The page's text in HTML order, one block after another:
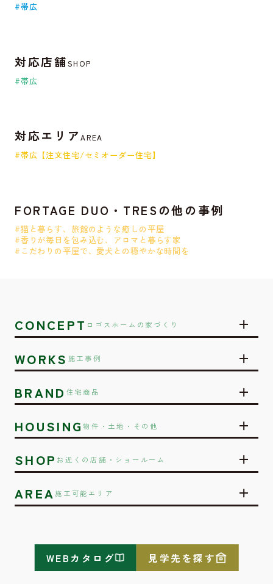
#帯広
対応店舗SHOP
#帯広
対応エリアAREA
#帯広【注文住宅/セミオーダー住宅】
FORTAGE DUO・TRESの他の事例
#猫と暮らす、旅館のような癒しの平屋
#香りが毎日を包み込む、アロマと暮らす家
#こだわりの平屋で、愛犬との穏やかな時間を
CONCEPT ロゴスホームの家づくり
WORKS 施工事例
BRAND 住宅商品
HOUSING物件・土地・その他
SHOP お近くの店舗・ショールーム
AREA施工可能エリア
WEBカタログ 見学先を探す